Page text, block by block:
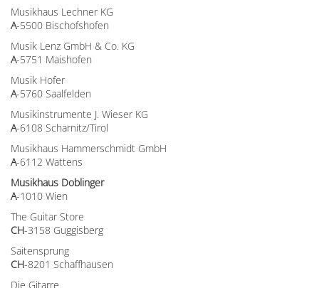
Musikhaus Lechner KG
A-5500 Bischofshofen
Musik Lenz GmbH & Co. KG
A-5751 Maishofen
Musik Hofer
A-5760 Saalfelden
Musikinstrumente J. Wieser KG
A-6108 Scharnitz/Tirol
Musikhaus Hammerschmidt GmbH
A-6112 Wattens
Musikhaus Doblinger
A-1010 Wien
The Guitar Store
CH-3158 Guggisberg
Saitensprung
CH-8201 Schaffhausen
Die Gitarre